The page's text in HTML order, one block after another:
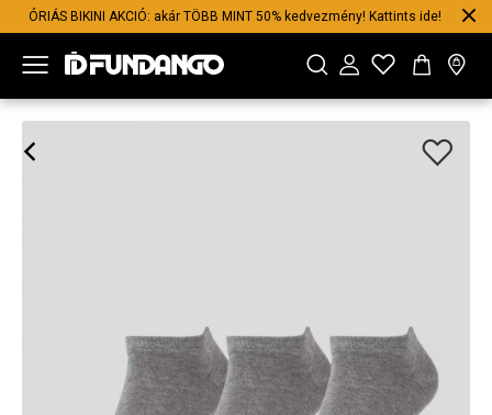
ÓRIÁS BIKINI AKCIÓ: akár TÖBB MINT 50% kedvezmény! Kattints ide!